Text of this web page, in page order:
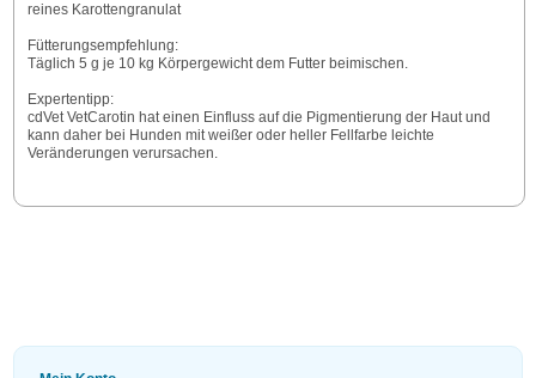
reines Karottengranulat
Fütterungsempfehlung:
Täglich 5 g je 10 kg Körpergewicht dem Futter beimischen.
Expertentipp:
cdVet VetCarotin hat einen Einfluss auf die Pigmentierung der Haut und
kann daher bei Hunden mit weißer oder heller Fellfarbe leichte
Veränderungen verursachen.